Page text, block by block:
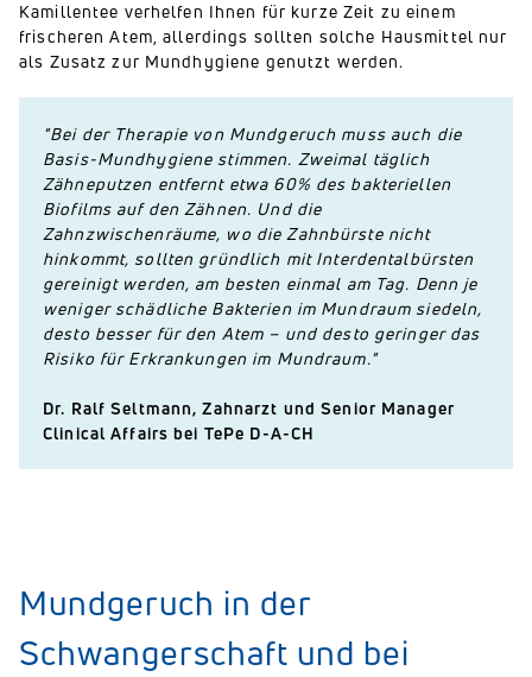
Kamillentee verhelfen Ihnen für kurze Zeit zu einem
frischeren Atem, allerdings sollten solche Hausmittel nur
als Zusatz zur Mundhygiene genutzt werden.
"Bei der Therapie von Mundgeruch muss auch die
Basis-Mundhygiene stimmen. Zweimal täglich
Zähneputzen entfernt etwa 60% des bakteriellen
Biofilms auf den Zähnen. Und die
Zahnzwischenräume, wo die Zahnbürste nicht
hinkommt, sollten gründlich mit Interdentalbürsten
gereinigt werden, am besten einmal am Tag. Denn je
weniger schädliche Bakterien im Mundraum siedeln,
desto besser für den Atem – und desto geringer das
Risiko für Erkrankungen im Mundraum."
Dr. Ralf Seltmann, Zahnarzt und Senior Manager
Clinical Affairs bei TePe D-A-CH
Mundgeruch in der
Schwangerschaft und bei